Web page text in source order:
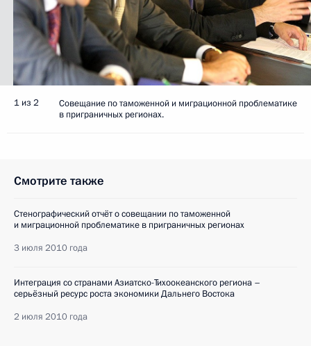
1 из 2
Совещание по таможенной и миграционной проблематике
в приграничных регионах.
Смотрите также
Стенографический отчёт о совещании по таможенной
и миграционной проблематике в приграничных регионах
3 июля 2010 года
Интеграция со странами Азиатско-Тихоокеанского региона –
серьёзный ресурс роста экономики Дальнего Востока
2 июля 2010 года